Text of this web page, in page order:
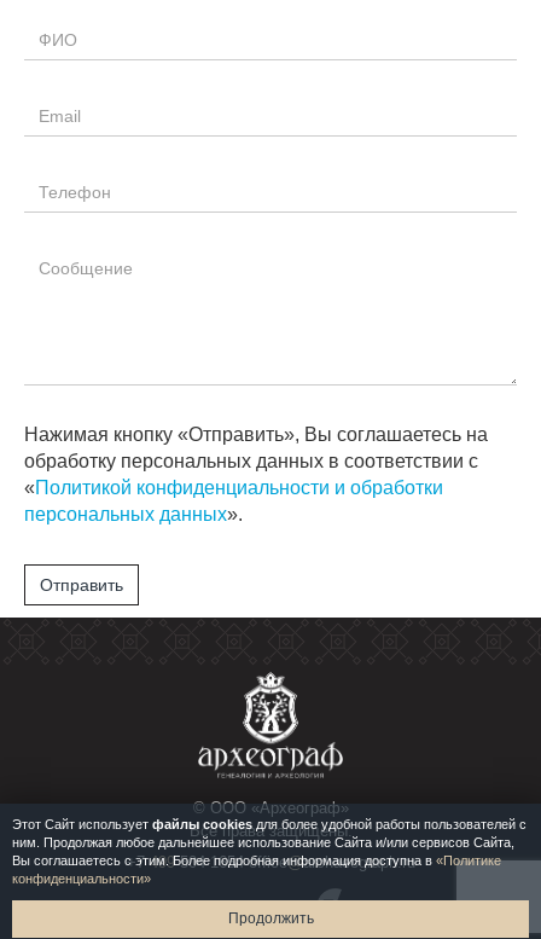
Нажимая кнопку «Отправить», Вы соглашаетесь на
обработку персональных данных в соответствии с
«Политикой конфиденциальности и обработки
персональных данных».
Отправить
© ООО «Археограф»
Все права защищены.
+7499504 1654 office@archaeograph.ru
Сайт разработан
Этот Сайт использует файлы cookies для более удобной работы пользователей с
ним. Продолжая любое дальнейшее использование Сайта и/или сервисов Сайта,
Вы соглашаетесь с этим. Более подробная информация доступна в «Политике
конфиденциальности»
Продолжить